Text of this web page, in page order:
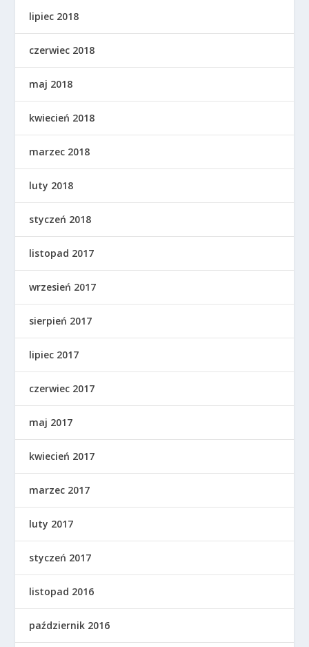
lipiec 2018
czerwiec 2018
maj 2018
kwiecień 2018
marzec 2018
luty 2018
styczeń 2018
listopad 2017
wrzesień 2017
sierpień 2017
lipiec 2017
czerwiec 2017
maj 2017
kwiecień 2017
marzec 2017
luty 2017
styczeń 2017
listopad 2016
październik 2016